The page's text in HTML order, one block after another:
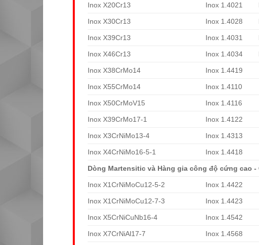
Inox X20Cr13 Inox 1.4021
Inox X30Cr13 Inox 1.4028
Inox X39Cr13 Inox 1.4031
Inox X46Cr13 Inox 1.4034
Inox X38CrMo14 Inox 1.4419
Inox X55CrMo14 Inox 1.4110
Inox X50CrMoV15 Inox 1.4116
Inox X39CrMo17-1 Inox 1.4122
Inox X3CrNiMo13-4 Inox 1.4313
Inox X4CrNiMo16-5-1 Inox 1.4418
Dòng Martensitic và Hàng gia công độ cứng cao -
Inox X1CrNiMoCu12-5-2 Inox 1.4422
Inox X1CrNiMoCu12-7-3 Inox 1.4423
Inox X5CrNiCuNb16-4 Inox 1.4542
Inox X7CrNiAl17-7 Inox 1.4568